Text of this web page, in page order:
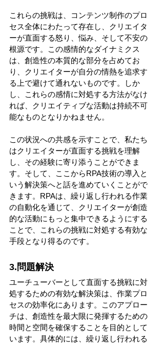
これらの挑戦は、コンテンツ制作のプロ
セス全体にわたって存在し、クリエイタ
ーが直面する怒り、悩み、そして不安の
根源です。この感情的なダイナミクス
は、創造性の本質的な部分を占めてお
り、クリエイターが自分の情熱を追求す
る上で避けて通れないものです。しか
し、これらの感情に対処する方法がなけ
れば、クリエイティブな活動は持続不可
能なものとなりかねません。
この状況への共感を示すことで、私たち
はクリエイターが直面する挑戦を理解
し、その経験に寄り添うことができま
す。そして、ここからRPA技術の導入と
いう解決策へと話を進めていくことがで
きます。RPAは、繰り返し行われる作業
の自動化を通じて、クリエイターが創造
的な活動にもっと集中できるようにする
ことで、これらの挑戦に対処する有効な
手段となり得るのです。
3.問題解決
ユーチューバーとして直面する挑戦に対
処するための有効な解決策は、作業プロ
セスの効率化にあります。このアプロー
チは、創造性を最大限に発揮するための
時間と空間を確保することを目的として
います。具体的には、繰り返し行われる